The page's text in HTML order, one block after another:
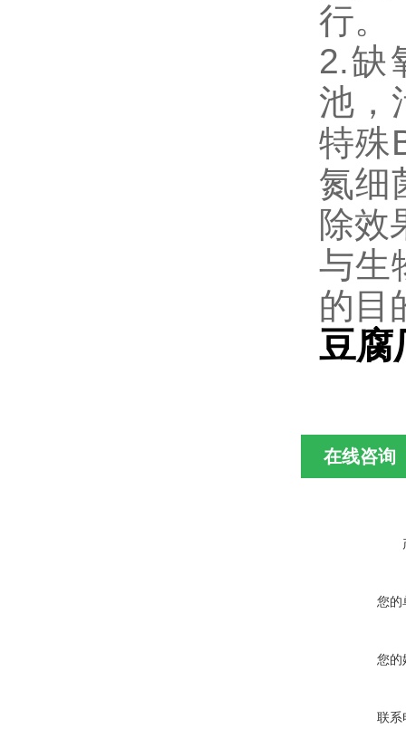
行。
2.缺
池，
特殊
氮细
除效
与生
的目
豆腐
在线咨询
您的
您的
联系